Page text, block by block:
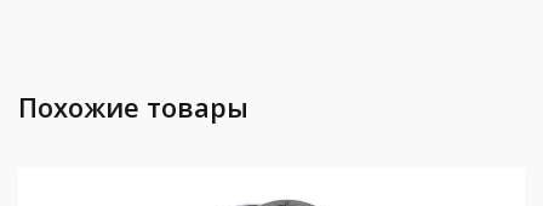
Похожие товары